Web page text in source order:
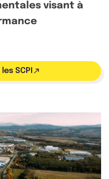
visant à
SCPI